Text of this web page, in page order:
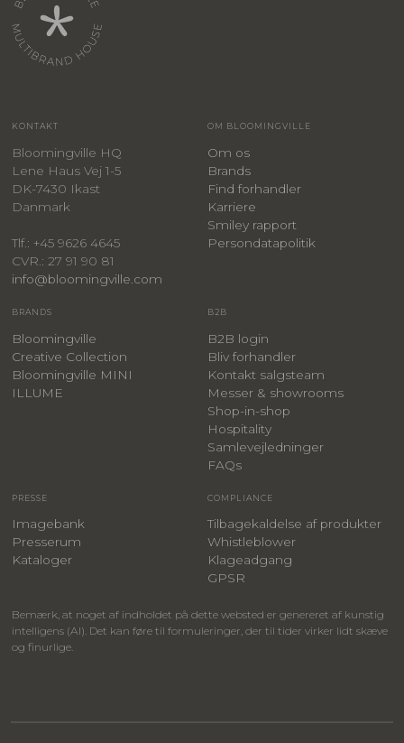
KONTAKT
Bloomingville HQ
Lene Haus Vej 1-5
DK-7430 Ikast
Danmark
Tlf.: +45 9626 4645
CVR.: 27 91 90 81
info@bloomingville.com
OM BLOOMINGVILLE
Om os
Brands
Find forhandler
Karriere
Smiley rapport
Persondatapolitik
BRANDS
Bloomingville
Creative Collection
Bloomingville MINI
ILLUME
B2B
B2B login
Bliv forhandler
Kontakt salgsteam
Messer & showrooms
Shop-in-shop
Hospitality
Samlevejledninger
FAQs
PRESSE
Imagebank
Presserum
Kataloger
COMPLIANCE
Tilbagekaldelse af produkter
Whistleblower
Klageadgang
GPSR
Bemærk, at noget af indholdet på dette websted er genereret af kunstig
intelligens (AI). Det kan føre til formuleringer, der til tider virker lidt skæve
og finurlige.